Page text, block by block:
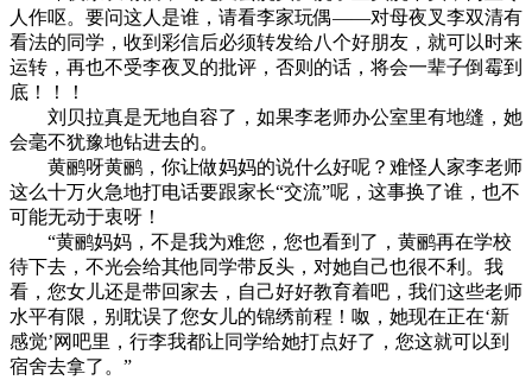
人作呕。要问这人是谁，请看李家玩偶——对母夜叉李双清有
看法的同学，收到彩信后必须转发给八个好朋友，就可以时来
运转，再也不受李夜叉的批评，否则的话，将会一辈子倒霉到
底！！！
刘贝拉真是无地自容了，如果李老师办公室里有地缝，她
会毫不犹豫地钻进去的。
黄鹂呀黄鹂，你让做妈妈的说什么好呢？难怪人家李老师
这么十万火急地打电话要跟家长“交流”呢，这事换了谁，也不
可能无动于衷呀！
“黄鹂妈妈，不是我为难您，您也看到了，黄鹂再在学校
待下去，不光会给其他同学带反头，对她自己也很不利。我
看，您女儿还是带回家去，自己好好教育着吧，我们这些老师
水平有限，别耽误了您女儿的锦绣前程！呶，她现在正在‘新
感觉’网吧里，行李我都让同学给她打点好了，您这就可以到
宿舍去拿了。”